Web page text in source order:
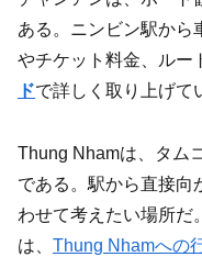
ある。ニンビン駅から
やチケット料金、ルー
ドで詳しく取り上げて
Thung Nhamは、タム
である。駅から直接向
わせて考えたい場所だ
は、 Thung Nhamへの